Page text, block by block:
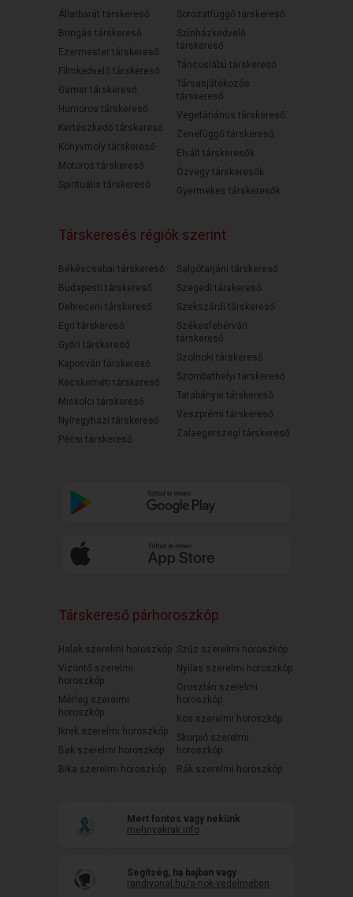
Állatbarát társkereső
Bringás társkereső
Ezermester társkereső
Filmkedvelő társkereső
Gamer társkereső
Humoros társkereső
Kertészkedő társkereső
Könyvmoly társkereső
Motoros társkereső
Spirituális társkereső
Sorozatfüggő társkereső
Színházkedvelő
társkereső
Táncoslábú társkereső
Társasjátékozós
társkereső
Vegetáriánus társkereső
Zenefüggő társkereső
Elvált társkeresők
Özvegy társkeresők
Gyermekes társkeresők
Társkeresés régiók szerint
Békéscsabai társkereső
Budapesti társkereső
Debreceni társkereső
Egri társkereső
Győri társkereső
Kaposvári társkereső
Kecskeméti társkereső
Miskolci társkereső
Nyíregyházi társkereső
Pécsi társkereső
Salgótarjáni társkereső
Szegedi társkereső
Szekszárdi társkereső
Székesfehérvári
társkereső
Szolnoki társkereső
Szombathelyi társkereső
Tatabányai társkereső
Veszprémi társkereső
Zalaegerszegi társkereső
Társkereső párhoroszkóp
Halak szerelmi horoszkóp
Vízöntő szerelmi
horoszkóp
Mérleg szerelmi
horoszkóp
Ikrek szerelmi horoszkóp
Bak szerelmi horoszkóp
Bika szerelmi horoszkóp
Szűz szerelmi horoszkóp
Nyilas szerelmi horoszkóp
Oroszlán szerelmi
horoszkóp
Kos szerelmi horoszkóp
Skorpió szerelmi
horoszkóp
Rák szerelmi horoszkóp
Mert fontos vagy nekünk
mehnyakrak.info
Segítség, ha bajban vagy
randivonal.hu/a-nok-vedelmeben